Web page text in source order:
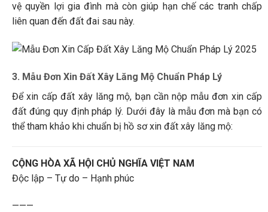
vệ quyền lợi gia đình mà còn giúp hạn chế các tranh chấp
liên quan đến đất đai sau này.
3. Mẫu Đơn Xin Đất Xây Lăng Mộ Chuẩn Pháp Lý
Để xin cấp đất xây lăng mộ, bạn cần nộp mẫu đơn xin cấp
đất đúng quy định pháp lý. Dưới đây là mẫu đơn mà bạn có
thể tham khảo khi chuẩn bị hồ sơ xin đất xây lăng mộ:
CỘNG HÒA XÃ HỘI CHỦ NGHĨA VIỆT NAM
Độc lập – Tự do – Hạnh phúc
———